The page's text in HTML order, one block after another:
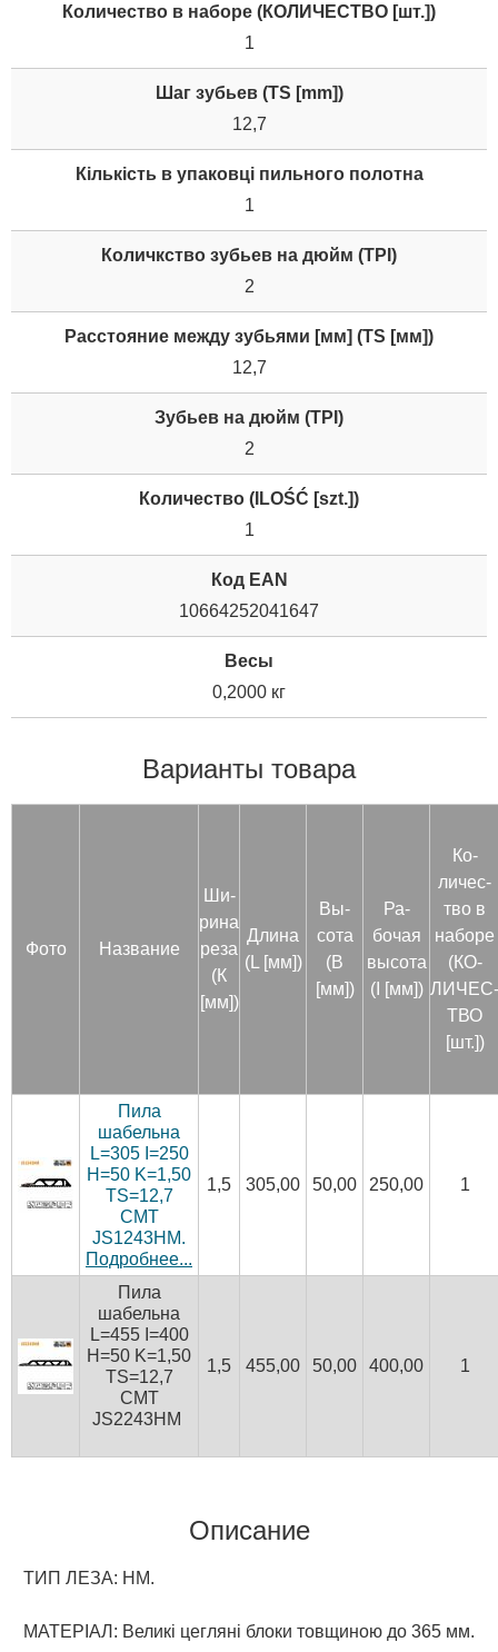
Количество в наборе (КОЛИЧЕСТВО [шт.])
1
Шаг зубьев (TS [mm])
12,7
Кількість в упаковці пильного полотна
1
Количкство зубьев на дюйм (TPI)
2
Расстояние между зубьями [мм] (TS [мм])
12,7
Зубьев на дюйм (TPI)
2
Количество (ILOŚĆ [szt.])
1
Код EAN
10664252041647
Весы
0,2000 кг
Варианты товара
Фото Название
Ши­
рина
ре­за
(К
[мм])
Дли­на
(L [мм])
Вы­
сота
(В
[мм])
Ра­
бочая
вы­сота
(I [мм])
Ко­
личес­
тво в
на­боре
(КО­
ЛИЧЕС­
ТВО
[шт.])
Пила
шабельна
L=305 I=250
H=50 K=1,50
TS=12,7
CMT
JS1243HM.
Подробнее...
1,5 305,00 50,00 250,00 1
Пила
шабельна
L=455 I=400
H=50 K=1,50
TS=12,7
CMT
JS2243HM
1,5 455,00 50,00 400,00 1
Описание
ТИП ЛЕЗА: HM.
МАТЕРІАЛ: Великі цегляні блоки товщиною до 365 мм.